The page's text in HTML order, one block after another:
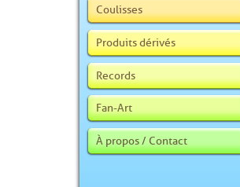
Coulisses
Produits dérivés
Records
Fan-Art
À propos / Contact